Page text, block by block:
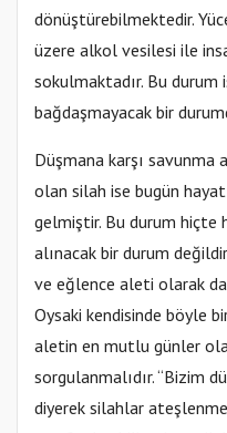
dönüştürebilmektedir.
üzere alkol vesilesi ile
sokulmaktadır. Bu
bağdaşmayacak bir
Düşmana karşı savunma
olan silah ise bugün
gelmiştir. Bu durum hiçte
alınacak bir durum
ve eğlence aleti olarak
Oysaki kendisinde böyle
aletin en mutlu günler
sorgulanmalıdır. “Bizim
diyerek silahlar